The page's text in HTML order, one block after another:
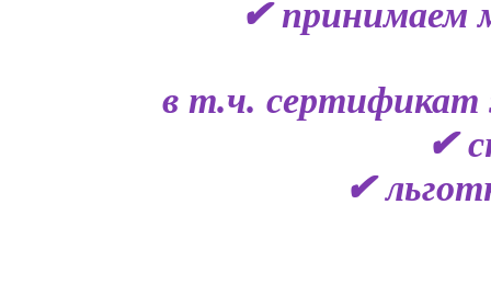
✔ принимаем
в т.ч. сертификат
✔
✔